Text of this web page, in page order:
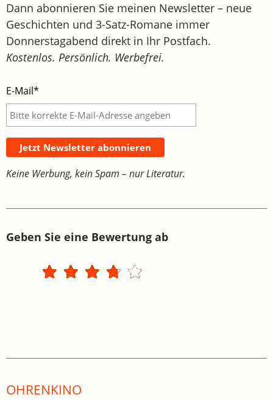
Dann abonnieren Sie meinen Newsletter – neue
Geschichten und 3-Satz-Romane immer
Donnerstagabend direkt in Ihr Postfach.
Kostenlos. Persönlich. Werbefrei.
E-Mail*
Jetzt Newsletter abonnieren
Keine Werbung, kein Spam – nur Literatur.
Geben Sie eine Bewertung ab
OHRENKINO